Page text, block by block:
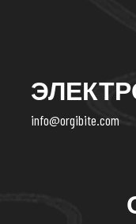
info@orgibite.com